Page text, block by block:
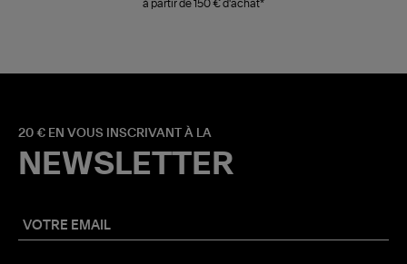
à partir de 150 € d'achat*
20 € EN VOUS INSCRIVANT À LA
NEWSLETTER